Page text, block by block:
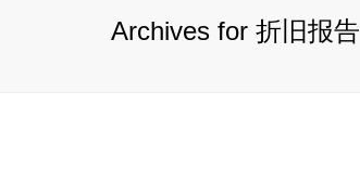
Archives for 折旧报告